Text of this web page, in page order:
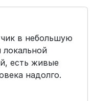
в небольшую
есть живые
надолго.